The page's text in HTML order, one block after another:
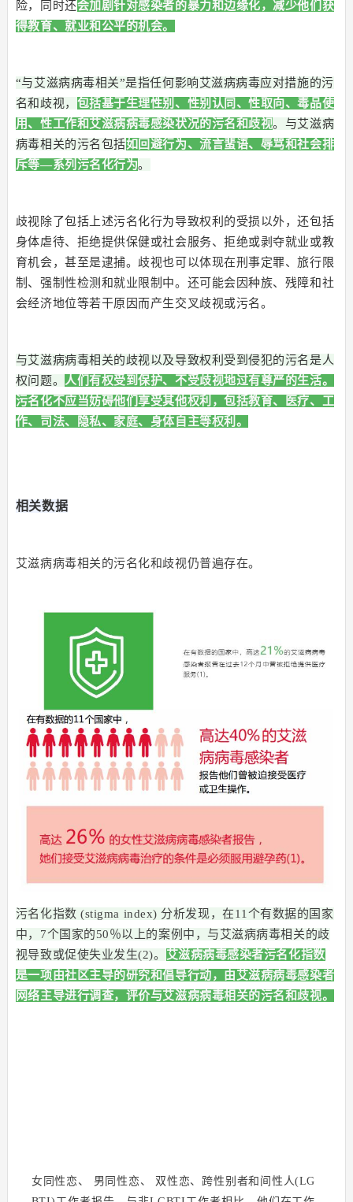
险，同时还会加剧针对感染者的暴力和边缘化，减少他们获
得教育、就业和公平的机会。
“与艾滋病病毒相关”是指任何影响艾滋病病毒应对措施的污
名和歧视， 包括基于生理性别、性别认同、性取向、毒品使
用、性工作和艾滋病病毒感染状况的污名和歧视。与艾滋病
病毒相关的污名包括如回避行为、流言蜚语、辱骂和社会排
斥等—系列污名化行为。
歧视除了包括上述污名化行为导致权利的受损以外，还包括
身体虐待、拒绝提供保健或社会服务、拒绝或剥夺就业或教
育机会，甚至是逮捕。歧视也可以体现在刑事定罪、旅行限
制、强制性检测和就业限制中。还可能会因种族、残障和社
会经济地位等若干原因而产生交叉歧视或污名。
与艾滋病病毒相关的歧视以及导致权利受到侵犯的污名是人
权问题。
人们有权受到保护、不受歧视地过有尊严的生活。
污名化不应当妨碍他们享受其他权利，包括教育、医疗、工
作、司法、隐私、家庭、身体自主等权利。
相关数据
艾滋病病毒相关的污名化和歧视仍普遍存在。
污名化指数 (stigma index) 分析发现，在11个有数据的国家
中，7个国家的50％以上的案例中，与艾滋病病毒相关的歧
视导致或促使失业发生(2)。 艾滋病病毒感染者污名化指数
是一项由社区主导的研究和倡导行动，由艾滋病病毒感染者
网络主导进行调查，评价与艾滋病病毒相关的污名和歧视。
女同性恋、 男同性恋、 双性恋、跨性别者和间性人(LG